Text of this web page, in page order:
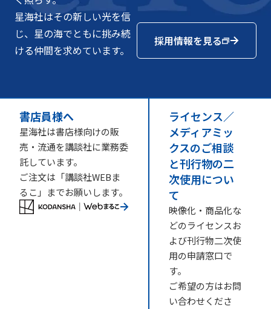
星海社はその新しい光を信
じ、星の海でともに挑み続
ける仲間を求めています。
採用情報を見る
書店員様へ
星海社は書店様向けの販
売・流通を講談社に業務委
託しています。
ご注文は「講談社WEBま
るこ」までお願いします。
ライセンス／
メディアミッ
クスのご相談
と刊行物の二
次使用につい
て
映像化・商品化な
どのライセンスお
よび刊行物二次使
用の申請窓口で
す。
ご希望の方はお問
い合わせくださ